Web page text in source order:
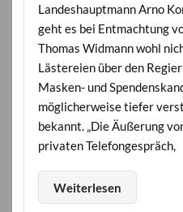
Landeshauptmann Arno
geht es bei Entmachtung
Thomas Widmann wohl
Lästereien über den
Masken- und
möglicherweise tiefer
bekannt. „Die Äußerung
privaten Telefongespräch,
Weiterlesen